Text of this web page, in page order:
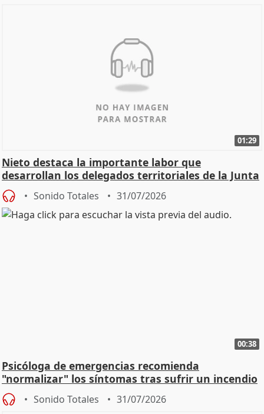
01:29
Nieto destaca la importante labor que
desarrollan los delegados territoriales de la Junta
Sonido Totales 31/07/2026
00:38
Psicóloga de emergencias recomienda
"normalizar" los síntomas tras sufrir un incendio
Sonido Totales 31/07/2026